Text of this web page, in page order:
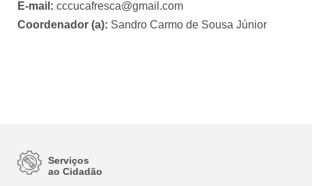
E-mail: cccucafresca@gmail.com
Coordenador (a): Sandro Carmo de Sousa Júnior
Serviços
ao Cidadão